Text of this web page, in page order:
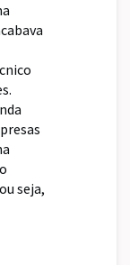
seja,